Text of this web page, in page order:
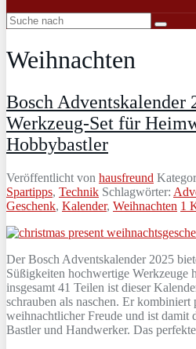
Weihnachten
Bosch Adventskalender
Werkzeug-Set für
Hobbybastler
Veröffentlicht von hausfreund
Spartipps, Technik Schlagwörter:
Geschenk, Kalender, Weihnachten 1
Der Bosch Adventskalender 2025
Süßigkeiten hochwertige Werkzeuge
insgesamt 41 Teilen ist dieser
schrauben als naschen. Er
weihnachtlicher Freude und ist damit
Bastler und Handwerker. Das